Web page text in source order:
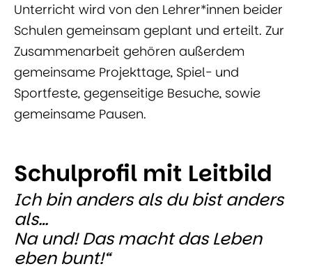
Unterricht wird von den Lehrer*innen beider
Schulen gemeinsam geplant und erteilt. Zur
Zusammenarbeit gehören außerdem
gemeinsame Projekttage, Spiel- und
Sportfeste, gegenseitige Besuche, sowie
gemeinsame Pausen.
Schulprofil mit Leitbild
Ich bin anders als du bist anders
als…
Na und! Das macht das Leben
eben bunt!“